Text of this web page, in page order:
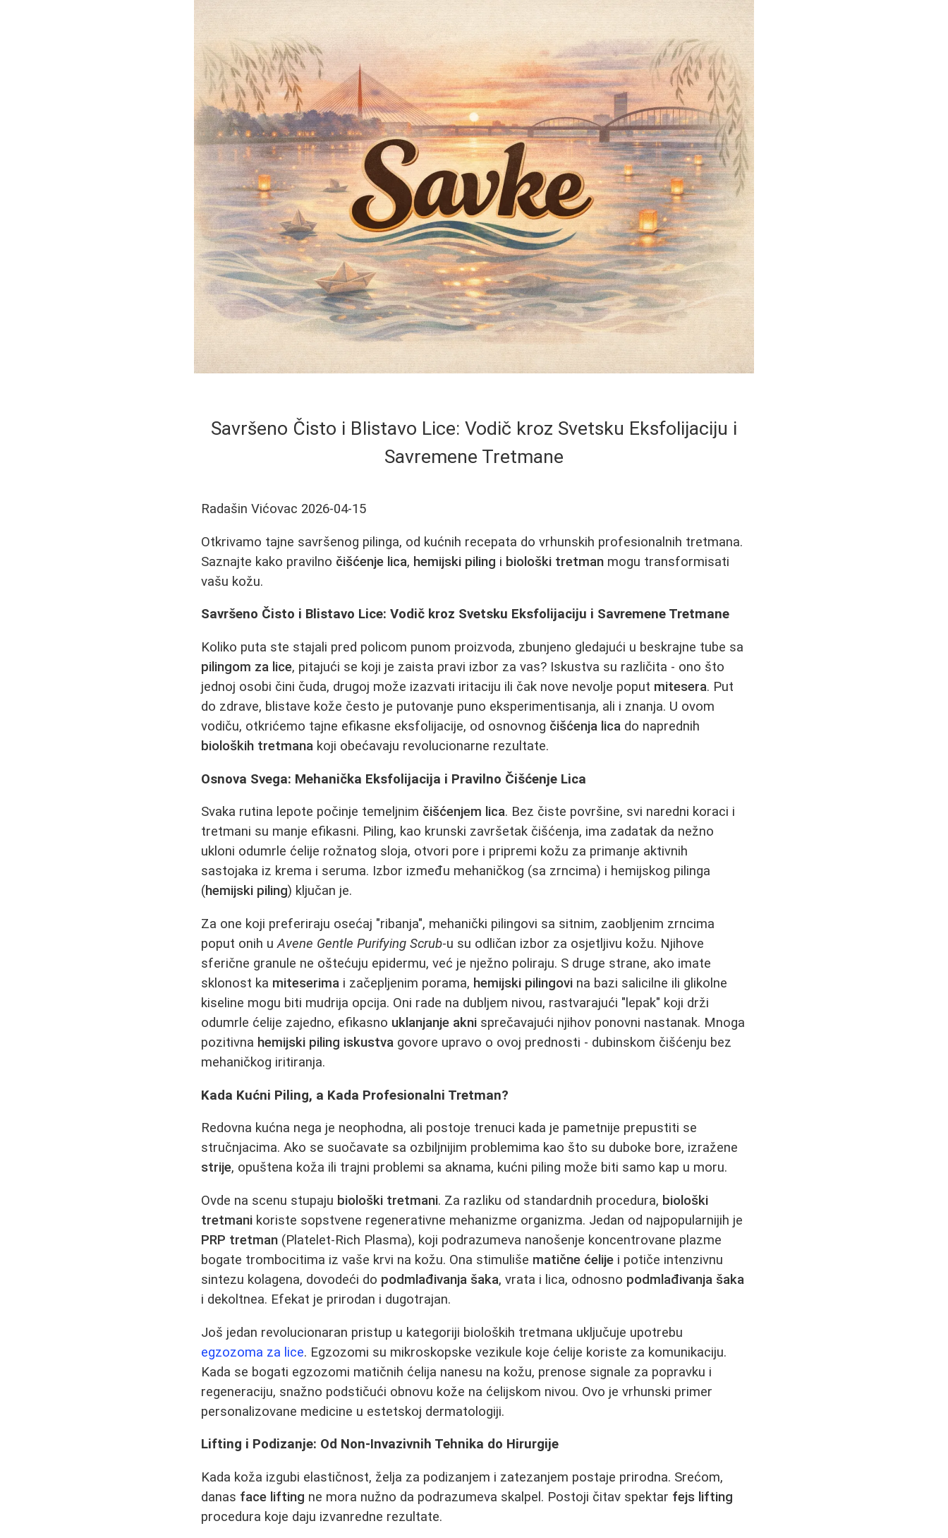
Savršeno Čisto i Blistavo Lice: Vodič kroz Svetsku Eksfolijaciju i
Savremene Tretmane
Radašin Vićovac 2026-04-15
Otkrivamo tajne savršenog pilinga, od kućnih recepata do vrhunskih profesionalnih tretmana.
Saznajte kako pravilno čišćenje lica, hemijski piling i biološki tretman mogu transformisati
vašu kožu.
Savršeno Čisto i Blistavo Lice: Vodič kroz Svetsku Eksfolijaciju i Savremene Tretmane
Koliko puta ste stajali pred policom punom proizvoda, zbunjeno gledajući u beskrajne tube sa
pilingom za lice, pitajući se koji je zaista pravi izbor za vas? Iskustva su različita - ono što
jednoj osobi čini čuda, drugoj može izazvati iritaciju ili čak nove nevolje poput mitesera. Put
do zdrave, blistave kože često je putovanje puno eksperimentisanja, ali i znanja. U ovom
vodiču, otkrićemo tajne efikasne eksfolijacije, od osnovnog čišćenja lica do naprednih
bioloških tretmana koji obećavaju revolucionarne rezultate.
Osnova Svega: Mehanička Eksfolijacija i Pravilno Čišćenje Lica
Svaka rutina lepote počinje temeljnim čišćenjem lica. Bez čiste površine, svi naredni koraci i
tretmani su manje efikasni. Piling, kao krunski završetak čišćenja, ima zadatak da nežno
ukloni odumrle ćelije rožnatog sloja, otvori pore i pripremi kožu za primanje aktivnih
sastojaka iz krema i seruma. Izbor između mehaničkog (sa zrncima) i hemijskog pilinga
(hemijski piling) ključan je.
Za one koji preferiraju osećaj "ribanja", mehanički pilingovi sa sitnim, zaobljenim zrncima
poput onih uAvene Gentle Purifying Scrub-u su odličan izbor za osjetljivu kožu. Njihove
sferične granule ne oštećuju epidermu, već je nježno poliraju. S druge strane, ako imate
sklonost ka miteserima i začepljenim porama, hemijski pilingovi na bazi salicilne ili glikolne
kiseline mogu biti mudrija opcija. Oni rade na dubljem nivou, rastvarajući "lepak" koji drži
odumrle ćelije zajedno, efikasno uklanjanje akni sprečavajući njihov ponovni nastanak. Mnoga
pozitivna hemijski piling iskustva govore upravo o ovoj prednosti - dubinskom čišćenju bez
mehaničkog iritiranja.
Kada Kućni Piling, a Kada Profesionalni Tretman?
Redovna kućna nega je neophodna, ali postoje trenuci kada je pametnije prepustiti se
stručnjacima. Ako se suočavate sa ozbiljnijim problemima kao što su duboke bore, izražene
strije, opuštena koža ili trajni problemi sa aknama, kućni piling može biti samo kap u moru.
Ovde na scenu stupaju biološki tretmani. Za razliku od standardnih procedura, biološki
tretmani koriste sopstvene regenerativne mehanizme organizma. Jedan od najpopularnijih je
PRP tretman (Platelet-Rich Plasma), koji podrazumeva nanošenje koncentrovane plazme
bogate trombocitima iz vaše krvi na kožu. Ona stimuliše matične ćelije i potiče intenzivnu
sintezu kolagena, dovodeći do podmlađivanja šaka, vrata i lica, odnosno podmlađivanja šaka
i dekoltnea. Efekat je prirodan i dugotrajan.
Još jedan revolucionaran pristup u kategoriji bioloških tretmana uključuje upotrebu
egzozoma za lice. Egzozomi su mikroskopske vezikule koje ćelije koriste za komunikaciju.
Kada se bogati egzozomi matičnih ćelija nanesu na kožu, prenose signale za popravku i
regeneraciju, snažno podstičući obnovu kože na ćelijskom nivou. Ovo je vrhunski primer
personalizovane medicine u estetskoj dermatologiji.
Lifting i Podizanje: Od Non-Invazivnih Tehnika do Hirurgije
Kada koža izgubi elastičnost, želja za podizanjem i zatezanjem postaje prirodna. Srećom,
danas face lifting ne mora nužno da podrazumeva skalpel. Postoji čitav spektar fejs lifting
procedura koje daju izvanredne rezultate.